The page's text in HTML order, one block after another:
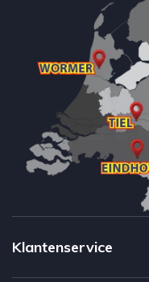
Klantenservice